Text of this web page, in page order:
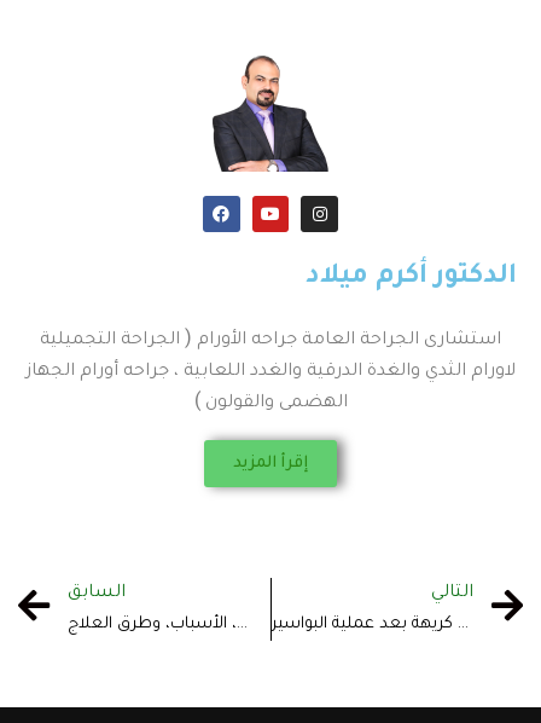
الدكتور أكرم ميلاد
استشارى الجراحة العامة جراحه الأورام ( الجراحة التجميلية
لاورام الثدي والغدة الدرقية والغدد اللعابية ، جراحه أورام الجهاز
الهضمى والقولون )
إقرأ المزيد
السابق
انسداد الأمعاء: الأعراض، الأسباب، وطرق العلاج
التالي
ما هو سبب وجود رائحة كريهة بعد عملية البواسير